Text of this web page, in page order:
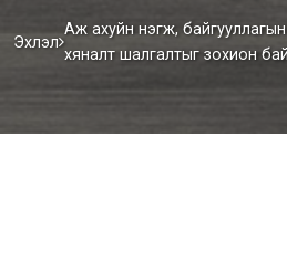
Эхлэл
Аж ахуйн нэгж,
хяналт шалгалтыг зохион